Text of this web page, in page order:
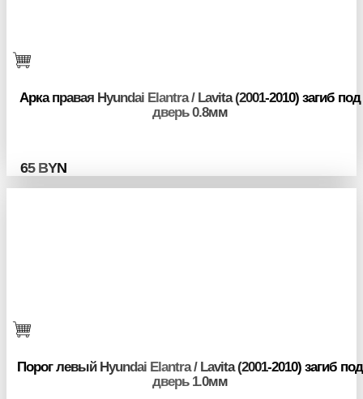
Арка правая Hyundai Elantra / Lavita (2001-2010) загиб под
дверь 0.8мм
65 BYN
Порог левый Hyundai Elantra / Lavita (2001-2010) загиб под
дверь 1.0мм